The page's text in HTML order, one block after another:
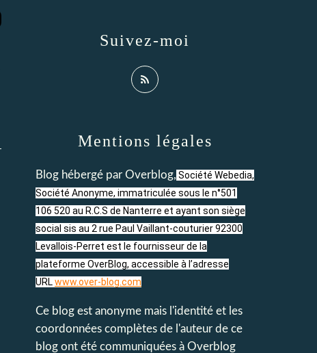
Suivez-moi
Mentions légales
Blog hébergé par Overblog, Société Webedia,
Société Anonyme, immatriculée sous le n°501
106 520 au R.C.S de Nanterre et ayant son siège
social sis au 2 rue Paul Vaillant-couturier 92300
Levallois-Perret est le fournisseur de la
plateforme OverBlog, accessible à l’adresse
URLwww.over-blog.com
Ce blog est anonyme mais l'identité et les
coordonnées complètes de l'auteur de ce
blog ont été communiquées à Overblog